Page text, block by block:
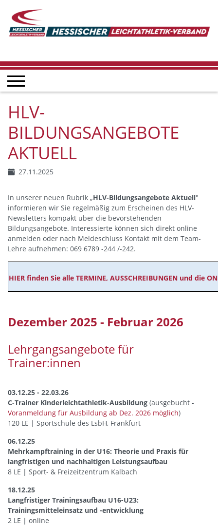
HLV-
BILDUNGSANGEBOTE
AKTUELL
27.11.2025
In unserer neuen Rubrik „HLV-Bildungsangebote Aktuell"
informieren wir Sie regelmäßig zum Erscheinen des HLV-
Newsletters kompakt über die bevorstehenden
Bildungsangebote. Interessierte können sich direkt online
anmelden oder nach Meldeschluss Kontakt mit dem Team-
Lehre aufnehmen: 069 6789 -244 /-242.
HIER finden Sie alle TERMINE, AUSSCHREIBUNGEN und die
Dezember 2025 - Februar 2026
Lehrgangsangebote für
Trainer:innen
03.12.25 - 22.03.26
C-Trainer Kinderleichtathletik-Ausbildung (ausgebucht -
Voranmeldung für Ausbildung ab Dez. 2026 möglich)
120 LE | Sportschule des LsbH, Frankfurt
06.12.25
Mehrkampftraining in der U16: Theorie und Praxis für
langfristigen und nachhaltigen Leistungsaufbau
8 LE | Sport- & Freizeitzentrum Kalbach
18.12.25
Langfristiger Trainingsaufbau U16-U23:
Trainingsmitteleinsatz und -entwicklung
2 LE | online